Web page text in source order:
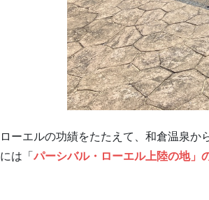
ローエルの功績をたたえて、和倉温泉
には「 パーシバル・ローエル上陸の地」